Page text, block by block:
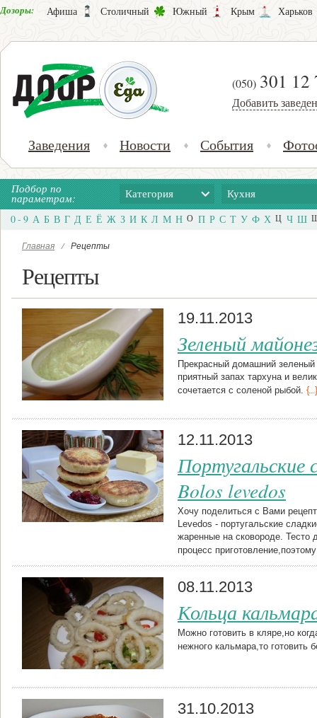
Дозоры: Афиша Столичный Южный Крым Харьков
(050) 301 12
Добавить
Заведения Новости События
Подбор по
параметрам: Категория Кухня
0 - 9 А Б В Г Д Е Ё Ж З И К Л М Н О П Р С Т У Ф Х Ц Ч Ш
Главная / Рецепты
Рецепты
19.11.2013
Зеленый
Прекрасный домашний
приятный запах тархуна и
сочетается с соленой рыбой. {...}
12.11.2013
Португальские
Bolos levedos
Хочу поделиться с Вами
Levedos - португальские
жаренные на сковороде. Тесто
процесс
08.11.2013
Кольца
Можно готовить в кляре,но
нежного кальмара,то готовить
31.10.2013